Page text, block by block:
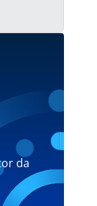
da